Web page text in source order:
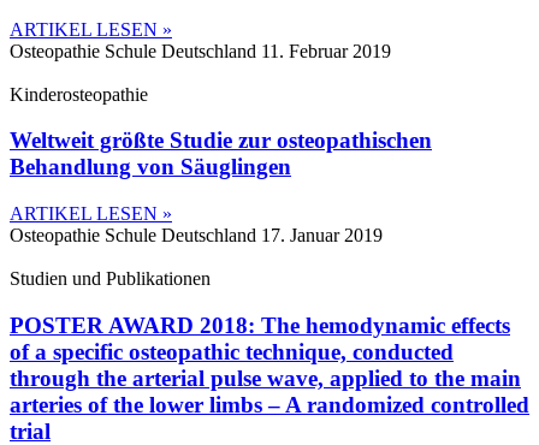
ARTIKEL LESEN »
Osteopathie Schule Deutschland 11. Februar 2019
Kinderosteopathie
Weltweit größte Studie zur osteopathischen
Behandlung von Säuglingen
ARTIKEL LESEN »
Osteopathie Schule Deutschland 17. Januar 2019
Studien und Publikationen
POSTER AWARD 2018: The hemodynamic effects
of a specific osteopathic technique, conducted
through the arterial pulse wave, applied to the main
arteries of the lower limbs – A randomized controlled
trial